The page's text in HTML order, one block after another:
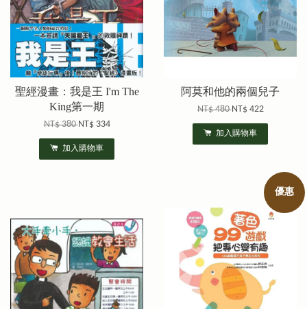
聖經漫畫：我是王 I'm The
King第一期
NT$ 380NT$ 334
加入購物車
阿莫和他的兩個兒子
NT$ 480NT$ 422
加入購物車
優惠